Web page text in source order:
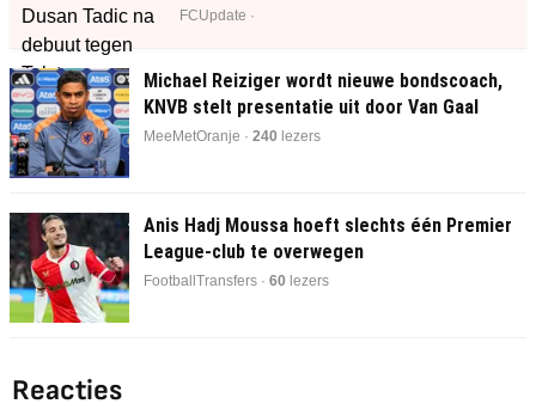
FCUpdate ·
Michael Reiziger wordt nieuwe bondscoach,
KNVB stelt presentatie uit door Van Gaal
MeeMetOranje · 242 lezers
Anis Hadj Moussa hoeft slechts één Premier
League-club te overwegen
FootballTransfers · 60 lezers
Reacties